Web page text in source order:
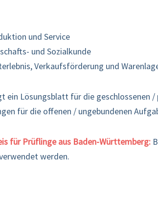
und Service
und Sozialkunde
Verkaufsförderung und
ein Lösungsblatt für die geschlossenen
für die offenen / ungebundenen
für Prüflinge aus Baden-Württemberg:
werden.